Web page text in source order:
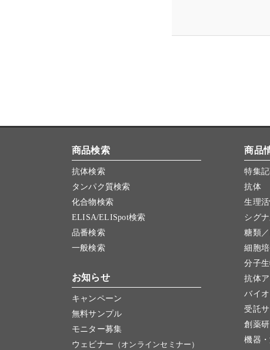
商品検索
抗体検索
タンパク質検索
化合物検索
ELISA/ELISpot検索
品番検索
一般検索
お知らせ
キャンペーン
無料サンプル
モニター募集
ウェビナー （オンラインセミナー）
商品
特集
抗体
生理
シグ
糖類
細胞
分子
抗体
バイ
受託
創薬
機器